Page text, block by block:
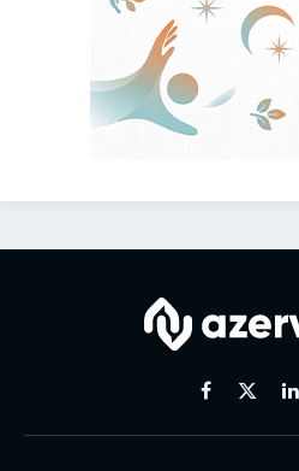
Facebook
X